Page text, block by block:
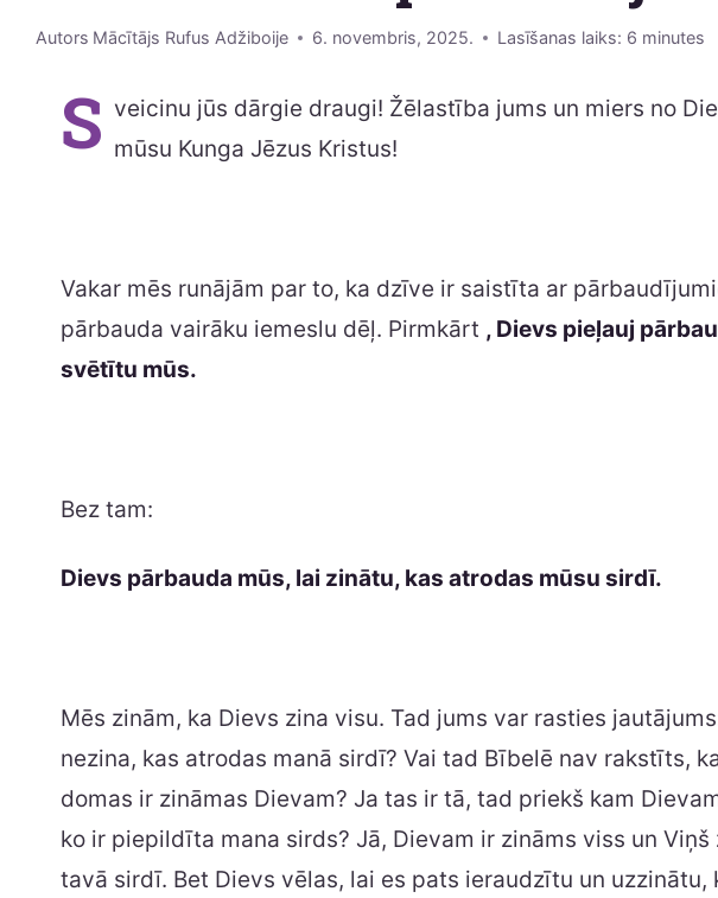
Autors Mācītājs Rufus Adžiboije 6. novembris, 2025. Lasīšanas laiks: 6 minutes
S veicinu jūs dārgie draugi! Žēlastība jums un miers no
mūsu Kunga Jēzus Kristus!
Vakar mēs runājām par to, ka dzīve ir saistīta ar
pārbauda vairāku iemeslu dēļ. Pirmkārt , Dievs pieļauj
svētītu mūs.
Bez tam:
Dievs pārbauda mūs, lai zinātu, kas atrodas mūsu sirdī.
Mēs zinām, ka Dievs zina visu. Tad jums var rasties
nezina, kas atrodas manā sirdī? Vai tad Bībelē nav rakstīts,
domas ir zināmas Dievam? Ja tas ir tā, tad priekš kam
ko ir piepildīta mana sirds? Jā, Dievam ir zināms viss un Viņš
tavā sirdī. Bet Dievs vēlas, lai es pats ieraudzītu un uzzinātu,